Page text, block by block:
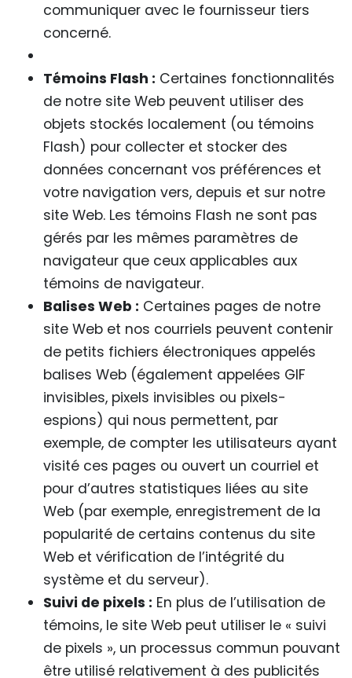
communiquer avec le fournisseur tiers
concerné.
Témoins Flash : Certaines fonctionnalités
de notre site Web peuvent utiliser des
objets stockés localement (ou témoins
Flash) pour collecter et stocker des
données concernant vos préférences et
votre navigation vers, depuis et sur notre
site Web. Les témoins Flash ne sont pas
gérés par les mêmes paramètres de
navigateur que ceux applicables aux
témoins de navigateur.
Balises Web : Certaines pages de notre
site Web et nos courriels peuvent contenir
de petits fichiers électroniques appelés
balises Web (également appelées GIF
invisibles, pixels invisibles ou pixels-
espions) qui nous permettent, par
exemple, de compter les utilisateurs ayant
visité ces pages ou ouvert un courriel et
pour d’autres statistiques liées au site
Web (par exemple, enregistrement de la
popularité de certains contenus du site
Web et vérification de l’intégrité du
système et du serveur).
Suivi de pixels : En plus de l’utilisation de
témoins, le site Web peut utiliser le « suivi
de pixels », un processus commun pouvant
être utilisé relativement à des publicités